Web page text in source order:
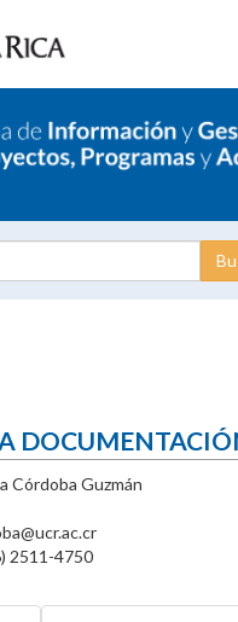
Córdoba Guzmán
2511-4750